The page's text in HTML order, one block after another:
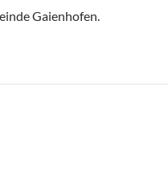
Gaienhofen.